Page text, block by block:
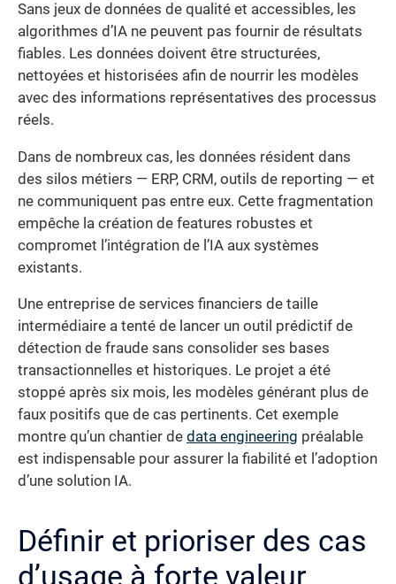
Sans jeux de données de qualité et accessibles, les
algorithmes d’IA ne peuvent pas fournir de résultats
fiables. Les données doivent être structurées,
nettoyées et historisées afin de nourrir les modèles
avec des informations représentatives des processus
réels.
Dans de nombreux cas, les données résident dans
des silos métiers — ERP, CRM, outils de reporting — et
ne communiquent pas entre eux. Cette fragmentation
empêche la création de features robustes et
compromet l’intégration de l’IA aux systèmes
existants.
Une entreprise de services financiers de taille
intermédiaire a tenté de lancer un outil prédictif de
détection de fraude sans consolider ses bases
transactionnelles et historiques. Le projet a été
stoppé après six mois, les modèles générant plus de
faux positifs que de cas pertinents. Cet exemple
montre qu’un chantier de data engineering préalable
est indispensable pour assurer la fiabilité et l’adoption
d’une solution IA.
Définir et prioriser des cas
d’usage à forte valeur